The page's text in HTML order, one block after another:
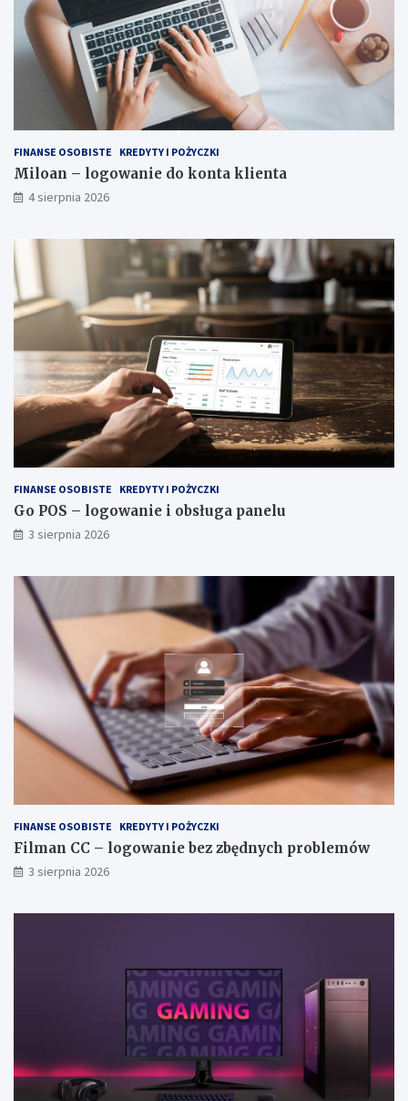
FINANSE OSOBISTE KREDYTY I POŻYCZKI
Miloan – logowanie do konta klienta
4 sierpnia 2026
FINANSE OSOBISTE KREDYTY I POŻYCZKI
Go POS – logowanie i obsługa panelu
3 sierpnia 2026
FINANSE OSOBISTE KREDYTY I POŻYCZKI
Filman CC – logowanie bez zbędnych problemów
3 sierpnia 2026